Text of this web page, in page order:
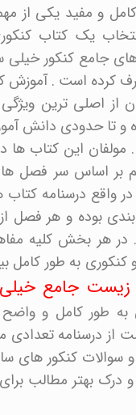
و مفید یکی از
یک کتاب
جامع کنکور خیلی
کرده است . آموزش
از اصلی ترین
و تا حدودی دانش
. مولفان این کتاب
بر اساس سر فصل
در واقع درسنامه
بندی بوده و هر
هر بخش کلیه
به طور کامل
زیست جامع
به طور کامل و
از درسنامه تعدادی
سوالات کنکور های
و درک بهتر مطالب